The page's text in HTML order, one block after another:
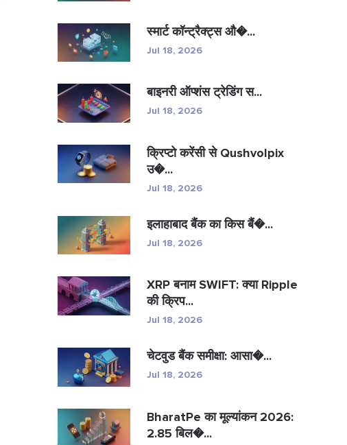
स्मार्ट कॉन्ट्रैक्ट्स औ�...
Jul 18, 2026
बाइनरी ऑप्शंस ट्रेडिंग स...
Jul 18, 2026
क्रिप्टो करेंसी से Qushvolpix
उ�...
Jul 18, 2026
इलाहाबाद बैंक का किस बैं�...
Jul 18, 2026
XRP बनाम SWIFT: क्या Ripple
की क्रिप...
Jul 18, 2026
चेटवुड बैंक समीक्षा: आसा�...
Jul 18, 2026
BharatPe का मूल्यांकन 2026:
2.85 बिल�...